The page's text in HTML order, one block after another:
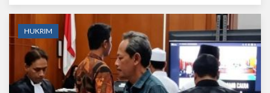
HUKRIM